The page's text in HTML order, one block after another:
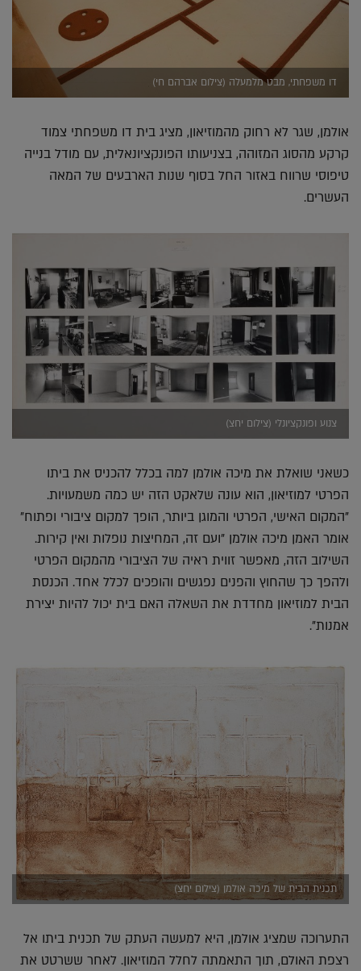
דו משפחתי, מבט מלמעלה (צילום אברהם חי)
אולמן, שגר לא רחוק מהמוזיאון, מציג בית דו משפחתי צמוד
קרקע מהסוג המזוהה, בצניעותו הפונקציונאלית, עם מודל בנייה
טיפוסי שרווח באזור החל בסוף שנות הארבעים של המאה
העשרים.
צנוע ופונקציונלי (צילום יחצ)
כשאני שואלת את מיכה אולמן למה בכלל להכניס את ביתו
הפרטי למוזיאון, הוא עונה שלאקט הזה יש כמה משמעויות.
"המקום האישי, הפרטי והמוגן ביותר, הופך למקום ציבורי ופתוח"
אומר האמן מיכה אולמן "ועם זה, המחיצות נופלות ואין קירות.
השילוב הזה, מאפשר זווית ראיה של הציבורי מהמקום הפרטי
ולהפך כך שהחוץ והפנים נפגשים והופכים לכלל אחד. הכנסת
הבית למוזיאון מחדדת את השאלה האם בית יכול להיות יצירת
אמנות".
תכנית הבית של מיכה אולמן (צילום יחצ)
התערוכה שמציג אולמן, היא למעשה העתק של תכנית ביתו אל
רצפת האולם, תוך התאמתה לחלל המוזיאון. לאחר ששרטט את